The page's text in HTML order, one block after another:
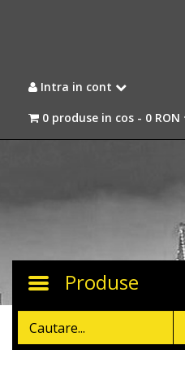
Intra in cont
0 produse in cos - 0 RON
Toggle
Produse